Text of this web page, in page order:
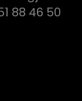
88 46 50